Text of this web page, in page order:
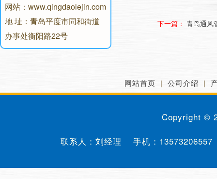
网站：www.qingdaolejin.com
地 址：青岛平度市同和街道
办事处衡阳路22号
下一篇： 青岛通风
网站首页 | 公司介绍 |
Copyright ©
联系人：刘经理 手机： 13573206557